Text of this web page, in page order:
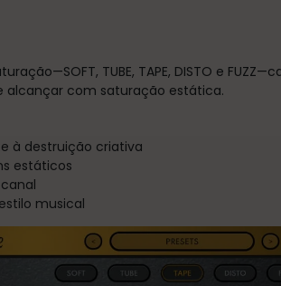
TUBE, TAPE, DISTO e
alcançar com saturação estática.
à destruição criativa
estáticos
musical